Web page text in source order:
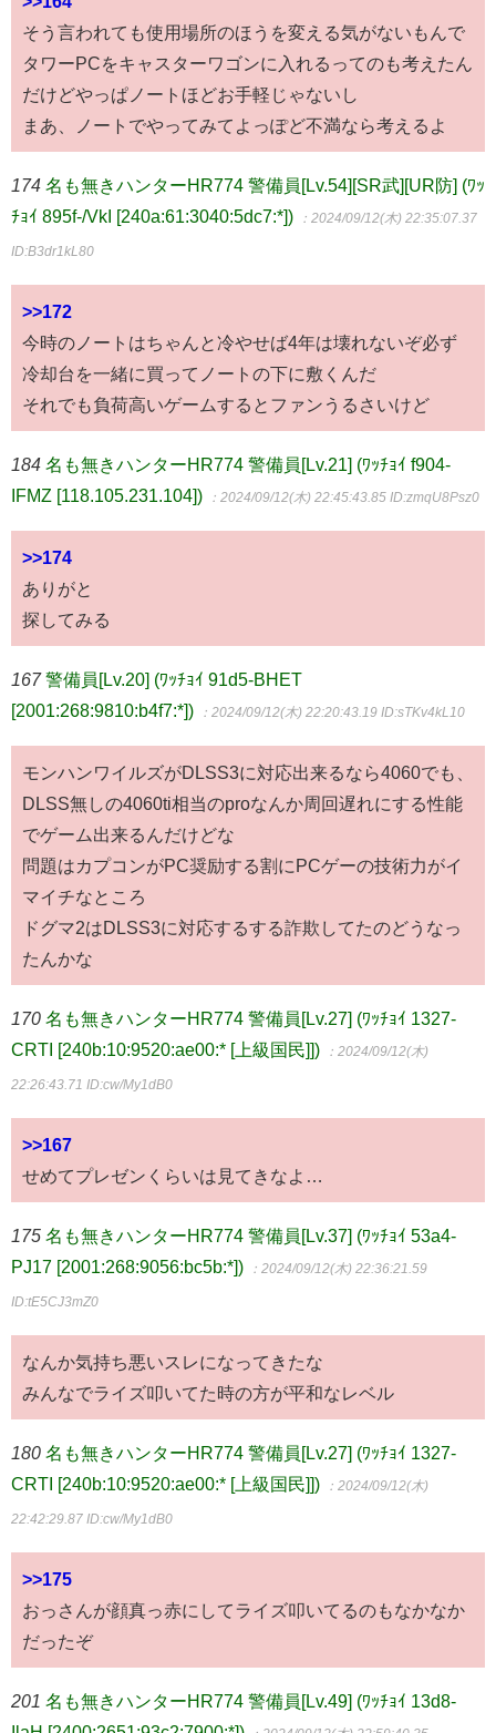
そう言われても使用場所のほうを変える気がないもんで
タワーPCをキャスターワゴンに入れるってのも考えたん
だけどやっぱノートほどお手軽じゃないし
まあ、ノートでやってみてよっぽど不満なら考えるよ
174 名も無きハンターHR774 警備員[Lv.54][SR武][UR防] (ﾜｯ
ﾁｮｲ 895f-/VkI [240a:61:3040:5dc7:*])
：2024/09/12(木) 22:35:07.37
ID:B3dr1kL80
>>172
今時のノートはちゃんと冷やせば4年は壊れないぞ必ず
冷却台を一緒に買ってノートの下に敷くんだ
それでも負荷高いゲームするとファンうるさいけど
184 名も無きハンターHR774 警備員[Lv.21] (ﾜｯﾁｮｲ f904-
IFMZ [118.105.231.104])
：2024/09/12(木) 22:45:43.85 ID:zmqU8Psz0
>>174
ありがと
探してみる
167 警備員[Lv.20] (ﾜｯﾁｮｲ 91d5-BHET
[2001:268:9810:b4f7:*])
：2024/09/12(木) 22:20:43.19 ID:sTKv4kL10
モンハンワイルズがDLSS3に対応出来るなら4060でも、
DLSS無しの4060ti相当のproなんか周回遅れにする性能
でゲーム出来るんだけどな
問題はカプコンがPC奨励する割にPCゲーの技術力がイ
マイチなところ
ドグマ2はDLSS3に対応するする詐欺してたのどうなっ
たんかな
170 名も無きハンターHR774 警備員[Lv.27] (ﾜｯﾁｮｲ 1327-
CRTI [240b:10:9520:ae00:* [上級国民]])
：2024/09/12(木)
22:26:43.71 ID:cw/My1dB0
>>167
せめてプレゼンくらいは見てきなよ…
175 名も無きハンターHR774 警備員[Lv.37] (ﾜｯﾁｮｲ 53a4-
PJ17 [2001:268:9056:bc5b:*])
：2024/09/12(木) 22:36:21.59
ID:tE5CJ3mZ0
なんか気持ち悪いスレになってきたな
みんなでライズ叩いてた時の方が平和なレベル
180 名も無きハンターHR774 警備員[Lv.27] (ﾜｯﾁｮｲ 1327-
CRTI [240b:10:9520:ae00:* [上級国民]])
：2024/09/12(木)
22:42:29.87 ID:cw/My1dB0
>>175
おっさんが顔真っ赤にしてライズ叩いてるのもなかなか
だったぞ
201 名も無きハンターHR774 警備員[Lv.49] (ﾜｯﾁｮｲ 13d8-